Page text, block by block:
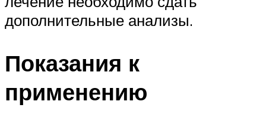
дополнительные анализы.
Показания к
применению